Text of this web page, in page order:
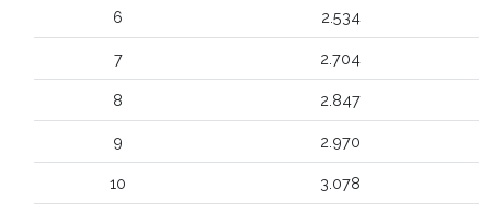
6 2.534
7 2.704
8 2.847
9 2.970
10 3.078